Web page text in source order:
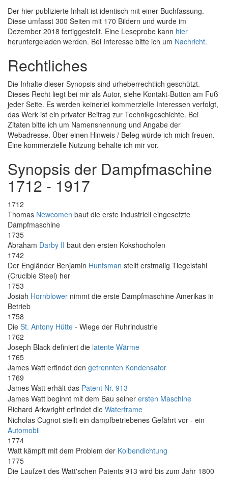
Der hier publizierte Inhalt ist identisch mit einer Buchfassung.
Diese umfasst 300 Seiten mit 170 Bildern und wurde im
Dezember 2018 fertiggestellt. Eine Leseprobe kann hier
heruntergeladen werden. Bei Interesse bitte ich um Nachricht.
Rechtliches
Die Inhalte dieser Synopsis sind urheberrechtlich geschützt.
Dieses Recht liegt bei mir als Autor, siehe Kontakt-Button am Fuß
jeder Seite. Es werden keinerlei kommerzielle Interessen verfolgt,
das Werk ist ein privater Beitrag zur Technikgeschichte. Bei
Zitaten bitte ich um Namensnennung und Angabe der
Webadresse. Über einen Hinweis / Beleg würde ich mich freuen.
Eine kommerzielle Nutzung behalte ich mir vor.
Synopsis der Dampfmaschine
1712 - 1917
1712
Thomas Newcomen baut die erste industriell eingesetzte
Dampfmaschine
1735
Abraham Darby II baut den ersten Kokshochofen
1742
Der Engländer Benjamin Huntsman stellt erstmalig Tiegelstahl
(Crucible Steel) her
1753
Josiah Hornblower nimmt die erste Dampfmaschine Amerikas in
Betrieb
1758
Die St. Antony Hütte - Wiege der Ruhrindustrie
1762
Joseph Black definiert die latente Wärme
1765
James Watt erfindet den getrennten Kondensator
1769
James Watt erhält das Patent Nr. 913
James Watt beginnt mit dem Bau seiner ersten Maschine
Richard Arkwright erfindet die Waterframe
Nicholas Cugnot stellt ein dampfbetriebenes Gefährt vor - ein
Automobil
1774
Watt kämpft mit dem Problem der Kolbendichtung
1775
Die Laufzeit des Watt'schen Patents 913 wird bis zum Jahr 1800